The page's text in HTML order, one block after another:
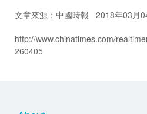
文章來源：中國時報 2018年03月
http://www.chinatimes.com/
260405